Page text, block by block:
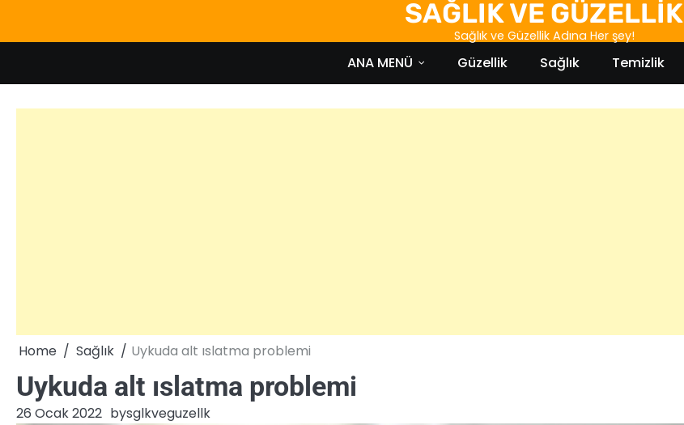
content
SAĞLIK VE GÜZELLİK
Sağlık ve Güzellik Adına Her şey!
ANA MENÜ Güzellik Sağlık Temizlik
Home Sağlık Uykuda alt ıslatma problemi
Uykuda alt ıslatma problemi
26 Ocak 2022 bysglkveguzellk